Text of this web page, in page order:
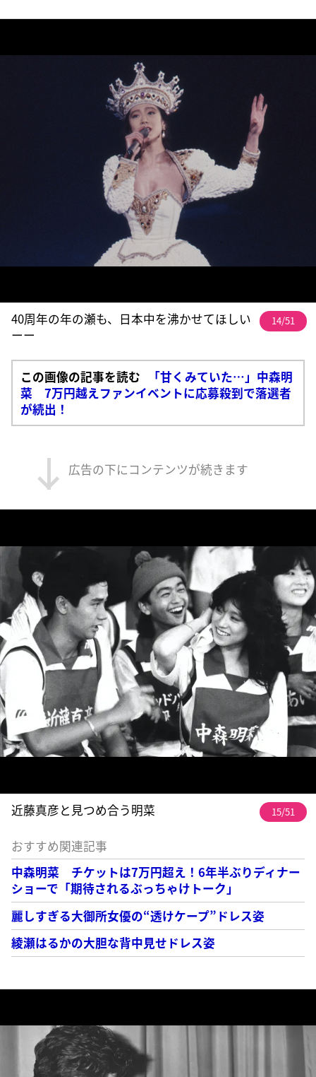
40周年の年の瀬も、日本中を沸かせてほしい
ーー
14/51
この画像の記事を読む
「甘くみていた…」中森明
菜 7万円越えファンイベントに応募殺到で落選者
が続出！
広告の下にコンテンツが続きます
近藤真彦と見つめ合う明菜 15/51
おすすめ関連記事
中森明菜 チケットは7万円超え！6年半ぶりディナー
ショーで「期待されるぶっちゃけトーク」
麗しすぎる大御所女優の“透けケープ”ドレス姿
綾瀬はるかの大胆な背中見せドレス姿